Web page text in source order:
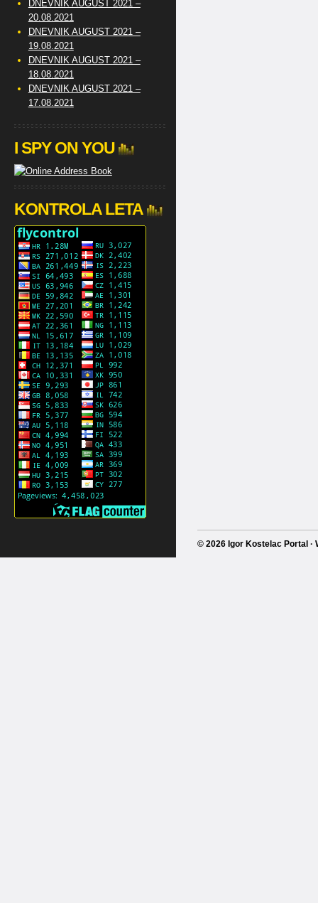
DNEVNIK AUGUST 2021 –
20.08.2021
DNEVNIK AUGUST 2021 –
19.08.2021
DNEVNIK AUGUST 2021 –
18.08.2021
DNEVNIK AUGUST 2021 –
17.08.2021
I SPY ON YOU
KONTROLA LETA
© 2026 Igor Kostelac Portal